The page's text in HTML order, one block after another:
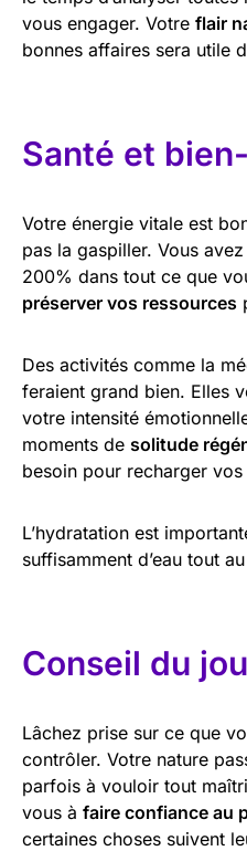
vous engager. Votre flair
bonnes affaires sera utile
Santé et
Votre énergie vitale est
pas la gaspiller. Vous
200% dans tout ce que
préserver vos ressources
Des activités comme la
feraient grand bien. Elles
votre intensité
moments de solitude
besoin pour recharger vos
L’hydratation est
suffisamment d’eau tout
Conseil du
Lâchez prise sur ce que
contrôler. Votre nature
parfois à vouloir tout
vous à faire confiance au
certaines choses suivent